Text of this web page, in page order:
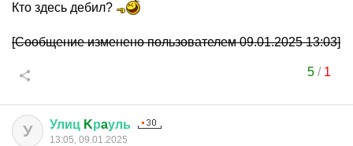
Кто здесь дебил?
[Сообщение изменено пользователем 09.01.2025 13:03]
5/ 1
У Улиц Kрaуль
13:05, 09.01.2025